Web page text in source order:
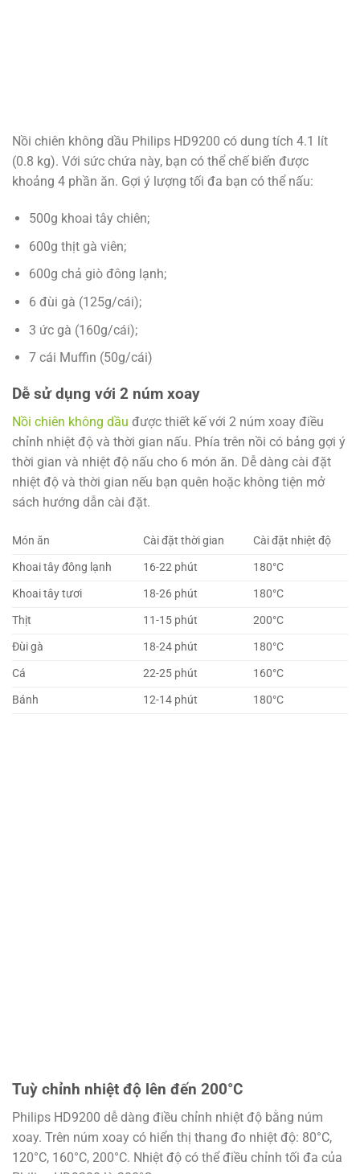
Nồi chiên không dầu Philips HD9200 có dung tích 4.1 lít
(0.8 kg). Với sức chứa này, bạn có thể chế biến được
khoảng 4 phần ăn. Gợi ý lượng tối đa bạn có thể nấu:
500g khoai tây chiên;
600g thịt gà viên;
600g chả giò đông lạnh;
6 đùi gà (125g/cái);
3 ức gà (160g/cái);
7 cái Muffin (50g/cái)
Dễ sử dụng với 2 núm xoay
Nồi chiên không dầu được thiết kế với 2 núm xoay điều
chỉnh nhiệt độ và thời gian nấu. Phía trên nồi có bảng gợi ý
thời gian và nhiệt độ nấu cho 6 món ăn. Dễ dàng cài đặt
nhiệt độ và thời gian nếu bạn quên hoặc không tiện mở
sách hướng dẫn cài đặt.
Món ăn Cài đặt thời gian
Cài đặt nhiệt độ
Khoai tây đông lạnh
16-22 phút
180°C
Khoai tây tươi
18-26 phút
180°C
Thịt
11-15 phút
200°C
Đùi gà
18-24 phút
180°C
Cá
22-25 phút
160°C
Bánh
12-14 phút 180°C
Tuỳ chỉnh nhiệt độ lên đến 200°C
Philips HD9200 dễ dàng điều chỉnh nhiệt độ bằng núm
xoay. Trên núm xoay có hiển thị thang đo nhiệt độ: 80°C,
120°C, 160°C, 200°C. Nhiệt độ có thể điều chỉnh tối đa của